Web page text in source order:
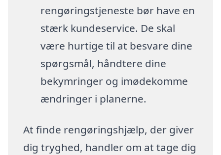
rengøringstjeneste bør have en
stærk kundeservice. De skal
være hurtige til at besvare dine
spørgsmål, håndtere dine
bekymringer og imødekomme
ændringer i planerne.
At finde rengøringshjælp, der giver
dig tryghed, handler om at tage dig